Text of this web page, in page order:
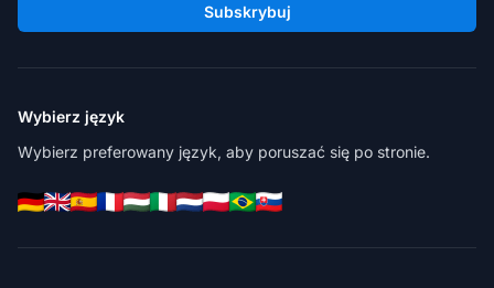
Subskrybuj
Wybierz język
Wybierz preferowany język, aby poruszać się po stronie.